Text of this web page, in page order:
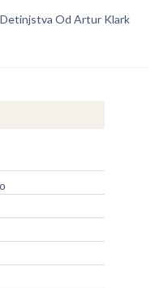
Od Artur Klark